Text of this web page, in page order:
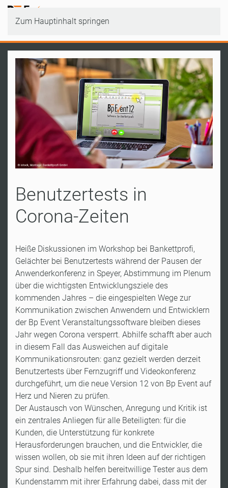
Zum Hauptinhalt springen
Benutzertests in
Corona-Zeiten
Heiße Diskussionen im Workshop bei Bankettprofi,
Gelächter bei Benutzertests während der Pausen der
Anwenderkonferenz in Speyer, Abstimmung im Plenum
über die wichtigsten Entwicklungsziele des
kommenden Jahres – die eingespielten Wege zur
Kommunikation zwischen Anwendern und Entwicklern
der Bp Event Veranstaltungssoftware bleiben dieses
Jahr wegen Corona versperrt. Abhilfe schafft aber auch
in diesem Fall das Ausweichen auf digitale
Kommunikationsrouten: ganz gezielt werden derzeit
Benutzertests über Fernzugriff und Videokonferenz
durchgeführt, um die neue Version 12 von Bp Event auf
Herz und Nieren zu prüfen.
Der Austausch von Wünschen, Anregung und Kritik ist
ein zentrales Anliegen für alle Beteiligten: für die
Kunden, die Unterstützung für konkrete
Herausforderungen brauchen, und die Entwickler, die
wissen wollen, ob sie mit ihren Ideen auf der richtigen
Spur sind. Deshalb helfen bereitwillige Tester aus dem
Kundenstamm mit ihrer Erfahrung dabei, dass mit der